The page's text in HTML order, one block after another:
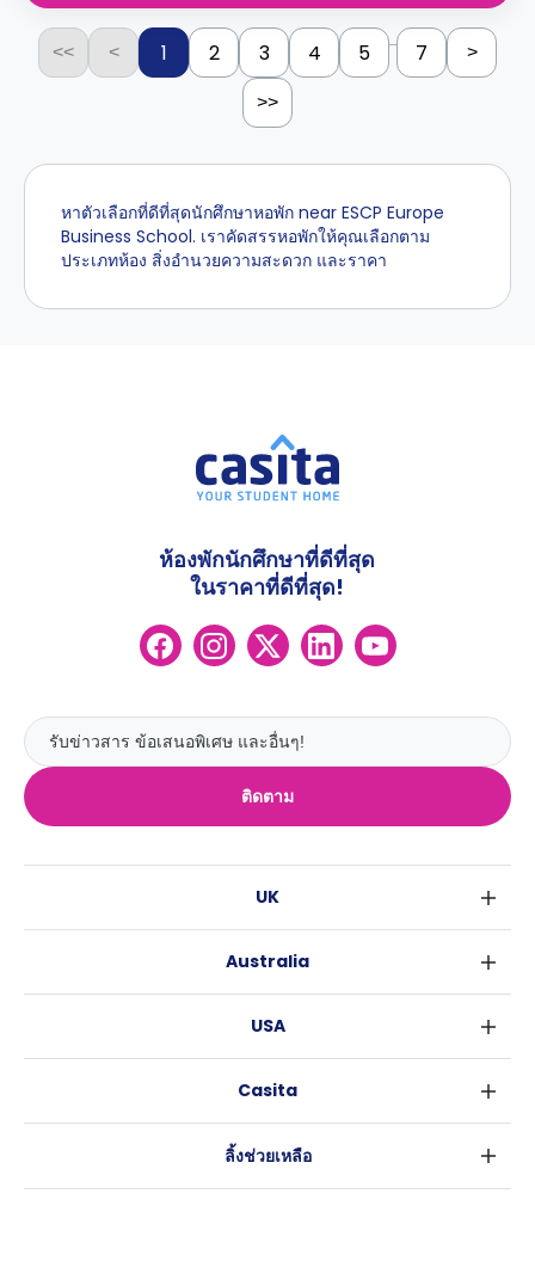
<< < 1 2 3 4 5 ... 7 >
>>
หาตัวเลือกที่ดีที่สุดนักศึกษาหอพัก near ESCP Europe
Business School. เราคัดสรรหอพักให้คุณเลือกตาม
ประเภทห้อง สิ่งอำนวยความสะดวก และราคา
ติดตาม
ห้องพักนักศึกษาที่ดีที่สุด
ในราคาที่ดีที่สุด!
UK
เอดินเบอระ
ลีดส์
Australia
บริสเบน
อะเดลายด์
USA
แอตแลนตา
Casita
ลิ้งช่วยเหลือ